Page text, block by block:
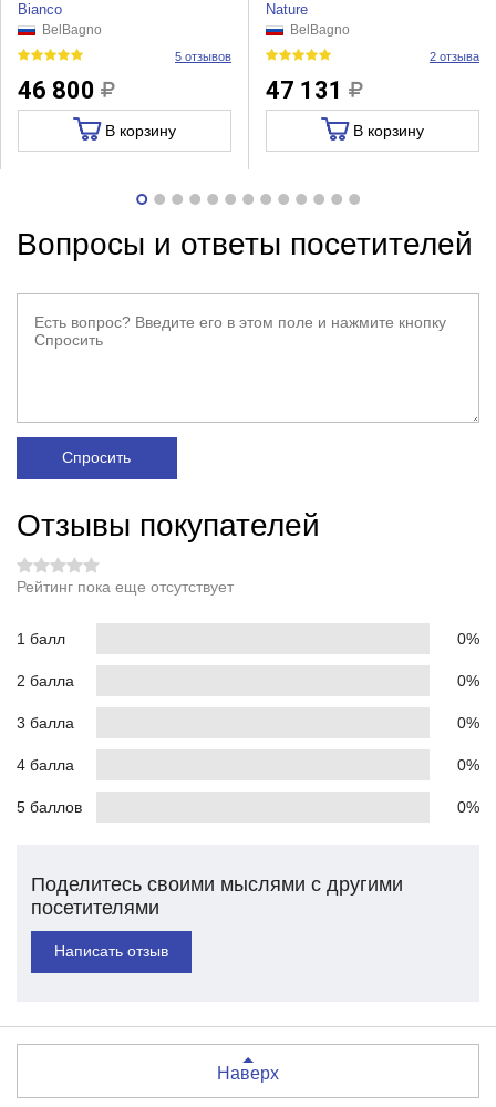
Bianco
BelBagno
5 отзывов
46 800
В корзину
Nature
BelBagno
2 отзыва
47 131
В корзину
Вопросы и ответы посетителей
Спросить
Отзывы покупателей
Рейтинг пока еще отсутствует
1 балл 0%
2 балла 0%
3 балла 0%
4 балла 0%
5 баллов 0%
Поделитесь своими мыслями с другими
посетителями
Написать отзыв
Наверх